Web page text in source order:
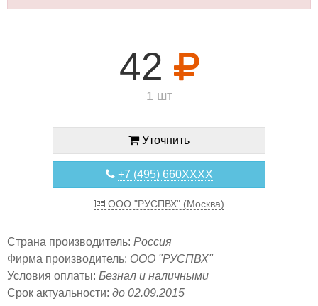
42
1 шт
Уточнить
+7 (495) 660XXXX
ООО "РУСПВХ" (Москва)
Страна производитель: Россия
Фирма производитель: ООО "РУСПВХ"
Условия оплаты: Безнал и наличными
Срок актуальности: до 02.09.2015